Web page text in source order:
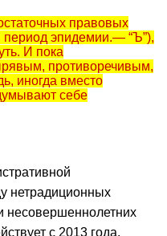
правовых
период эпидемии.— “Ъ”),
И пока
противоречивым,
иногда вместо
себе
нетрадиционных
несовершеннолетних
с 2013 года.